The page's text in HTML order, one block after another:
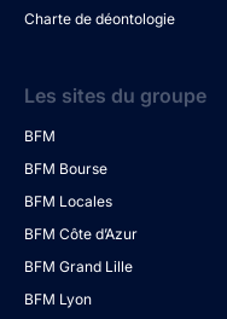
Charte de déontologie
Les sites du groupe
BFM
BFM Bourse
BFM Locales
BFM Côte d’Azur
BFM Grand Lille
BFM Lyon